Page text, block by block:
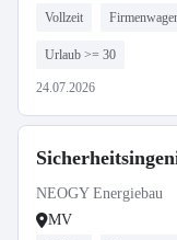
Vollzeit
Urlaub >= 30
24.07.2026
NEOGY Energiebau
MV